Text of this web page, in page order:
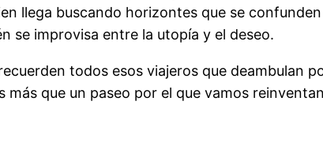
llega buscando horizontes que se
se improvisa entre la utopía y el deseo.
todos esos viajeros que deambulan
más que un paseo por el que vamos